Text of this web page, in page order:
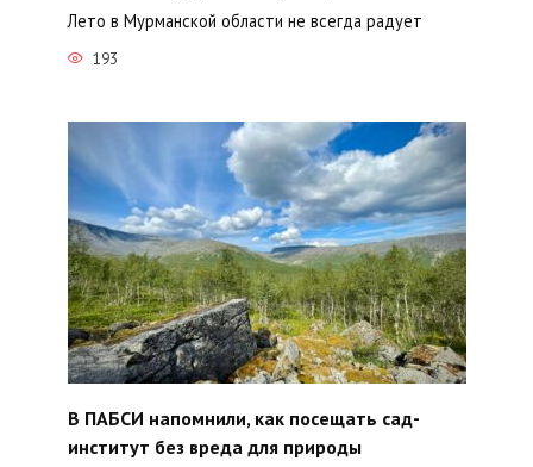
Лето в Мурманской области не всегда радует
193
В ПАБСИ напомнили, как посещать сад-
институт без вреда для природы